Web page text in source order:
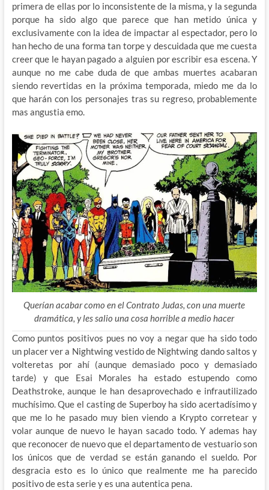
primera de ellas por lo inconsistente de la misma, y la segunda
porque ha sido algo que parece que han metido única y
exclusivamente con la idea de impactar al espectador, pero lo
han hecho de una forma tan torpe y descuidada que me cuesta
creer que le hayan pagado a alguien por escribir esa escena. Y
aunque no me cabe duda de que ambas muertes acabaran
siendo revertidas en la próxima temporada, miedo me da lo
que harán con los personajes tras su regreso, probablemente
mas angustia emo.
Querían acabar como en el Contrato Judas, con una muerte
dramática, y les salio una cosa horrible a medio hacer
Como puntos positivos pues no voy a negar que ha sido todo
un placer ver a Nightwing vestido de Nightwing dando saltos y
volteretas por ahí (aunque demasiado poco y demasiado
tarde) y que Esai Morales ha estado estupendo como
Deathstroke, aunque le han desaprovechado e infrautilizado
muchísimo. Que el casting de Superboy ha sido acertadísimo y
que me lo he pasado muy bien viendo a Krypto corretear y
volar aunque de nuevo le hayan sacado todo. Y ademas hay
que reconocer de nuevo que el departamento de vestuario son
los únicos que de verdad se están ganando el sueldo. Por
desgracia esto es lo único que realmente me ha parecido
positivo de esta serie y es una autentica pena.